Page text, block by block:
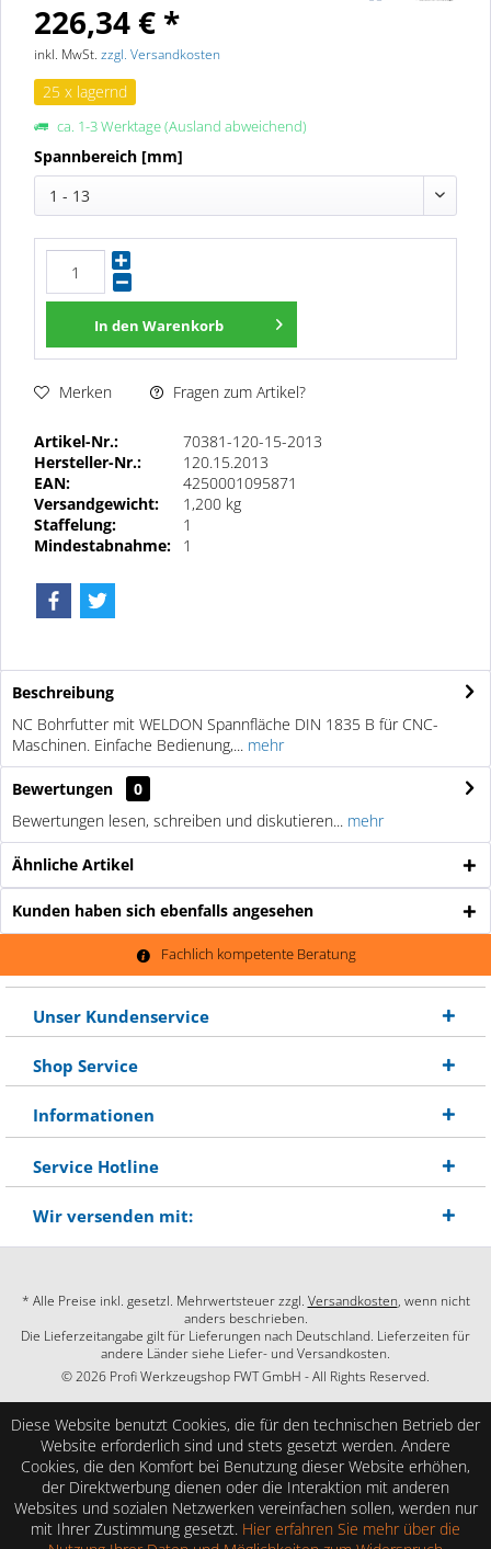
226,34 € *
inkl. MwSt. zzgl. Versandkosten
25 x lagernd
ca. 1-3 Werktage (Ausland abweichend)
Spannbereich [mm]
1 - 13
In den Warenkorb
Merken Fragen zum Artikel?
Artikel-Nr.:
70381-120-15-2013
Hersteller-Nr.:
120.15.2013
EAN:
4250001095871
Versandgewicht:
1,200 kg
Staffelung:
1
Mindestabnahme:
1
Beschreibung
NC Bohrfutter mit WELDON Spannfläche DIN 1835 B für CNC-
Maschinen. Einfache Bedienung,... mehr
Bewertungen
0
Bewertungen lesen, schreiben und diskutieren... mehr
Ähnliche Artikel
Kunden haben sich ebenfalls angesehen
Fachlich kompetente Beratung
Unser Kundenservice
Shop Service
Informationen
Service Hotline
Wir versenden mit:
* Alle Preise inkl. gesetzl. Mehrwertsteuer zzgl. Versandkosten, wenn nicht
anders beschrieben.
Die Lieferzeitangabe gilt für Lieferungen nach Deutschland. Lieferzeiten für
andere Länder siehe Liefer- und Versandkosten.
© 2026 Profi Werkzeugshop FWT GmbH - All Rights Reserved.
Diese Website benutzt Cookies, die für den technischen Betrieb der
Website erforderlich sind und stets gesetzt werden. Andere
Cookies, die den Komfort bei Benutzung dieser Website erhöhen,
der Direktwerbung dienen oder die Interaktion mit anderen
Websites und sozialen Netzwerken vereinfachen sollen, werden nur
mit Ihrer Zustimmung gesetzt. Hier erfahren Sie mehr über die